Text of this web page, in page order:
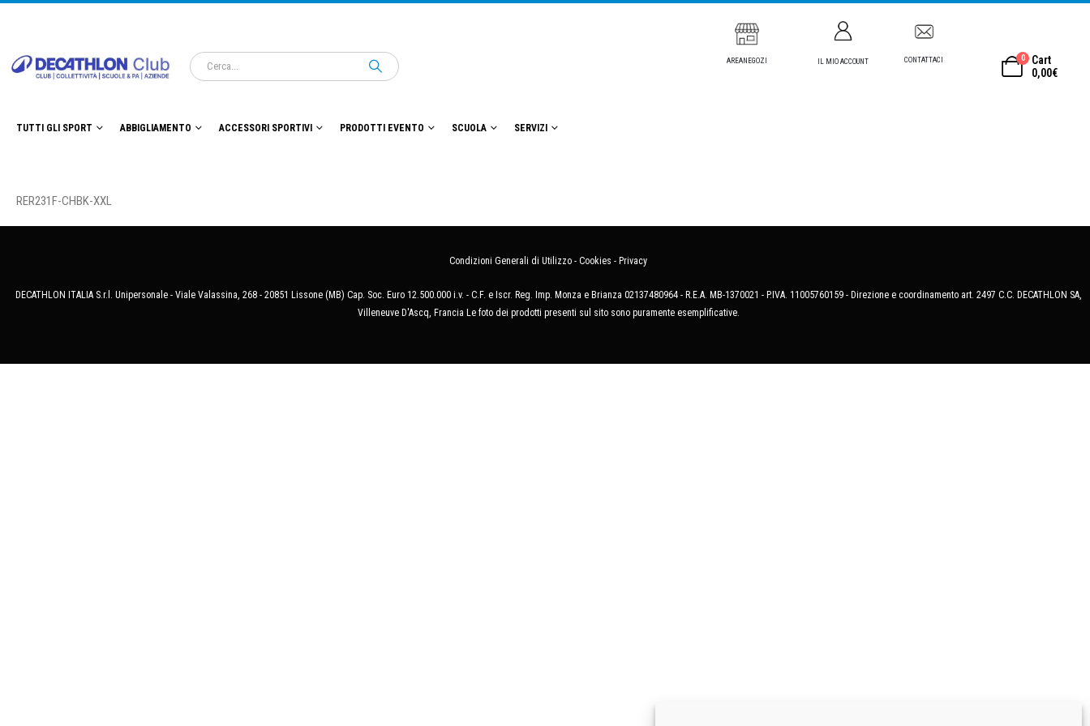
AREANEGOZI IL MIO ACCOUNT CONTATTACI 0
Cart
0,00€
TUTTI GLI SPORT ABBIGLIAMENTO ACCESSORI SPORTIVI PRODOTTI EVENTO SCUOLA SERVIZI
RER231F-CHBK-XXL
Condizioni Generali di Utilizzo - Cookies - Privacy
DECATHLON ITALIA S.r.l. Unipersonale - Viale Valassina, 268 - 20851 Lissone (MB) Cap. Soc. Euro 12.500.000 i.v. - C.F. e Iscr. Reg. Imp. Monza e Brianza 02137480964 - R.E.A. MB-1370021 - P.IVA. 11005760159 - Direzione e coordinamento art. 2497 C.C. DECATHLON SA,
Villeneuve D'Ascq, Francia Le foto dei prodotti presenti sul sito sono puramente esemplificative.